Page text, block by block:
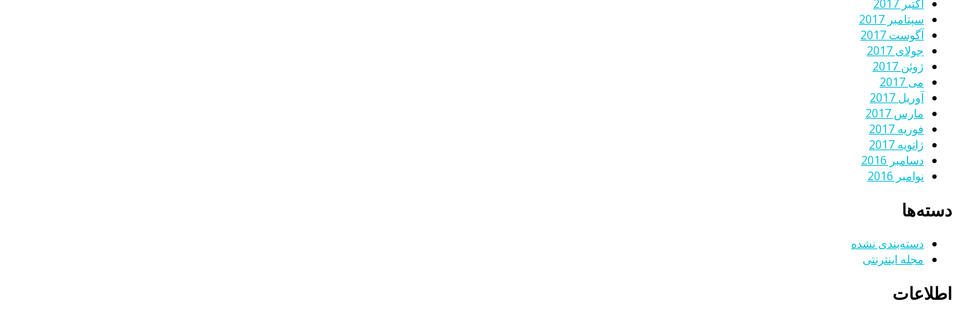
اکتبر 2017
سپتامبر 2017
آگوست 2017
جولای 2017
ژوئن 2017
می 2017
آوریل 2017
مارس 2017
فوریه 2017
ژانویه 2017
دسامبر 2016
نوامبر 2016
دسته‌ها
دسته‌بندی نشده
مجله اینترنتی
اطلاعات